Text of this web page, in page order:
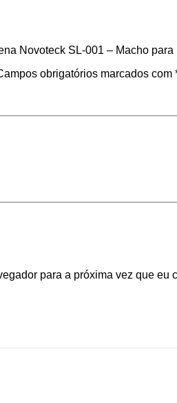
Novoteck SL-001 – Macho para
obrigatórios marcados com
para a próxima vez que eu